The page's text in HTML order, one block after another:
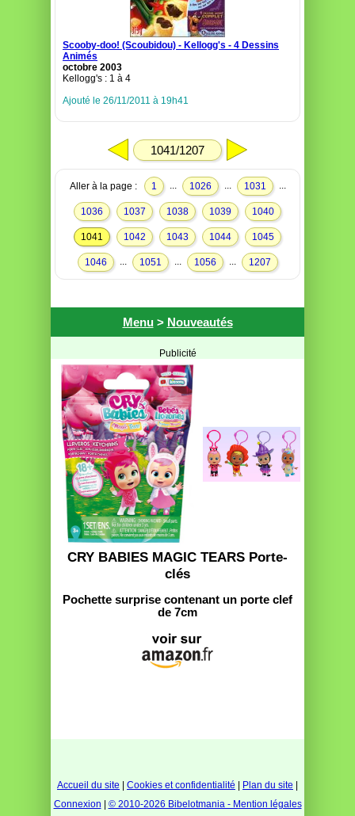
Scooby-doo! (Scoubidou) - Kellogg's - 4 Dessins
Animés
octobre 2003
Kellogg's : 1 à 4
Ajouté le 26/11/2011 à 19h41
1041/1207
Aller à la page : 1 ... 1026 ... 1031 ...
1036 1037 1038 1039 1040
1041 1042 1043 1044 1045
1046 ... 1051 ... 1056 ... 1207
Menu> Nouveautés
Publicité
CRY BABIES MAGIC TEARS Porte-
clés
Pochette surprise contenant un porte clef
de 7cm
Accueil du site Cookies et confidentialité Plan du site
Connexion
© 2010-2026 Bibelotmania - Mention légales